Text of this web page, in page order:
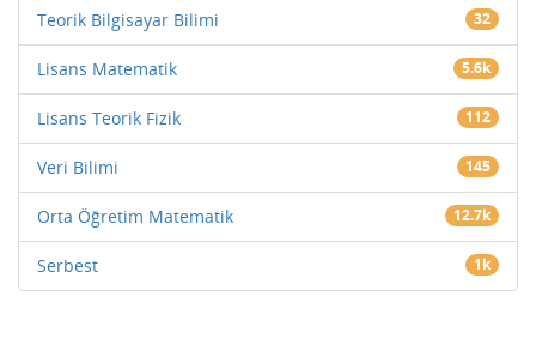
Teorik Bilgisayar Bilimi 32
Lisans Matematik 5.6k
Lisans Teorik Fizik 112
Veri Bilimi 145
Orta Öğretim Matematik 12.7k
Serbest 1k